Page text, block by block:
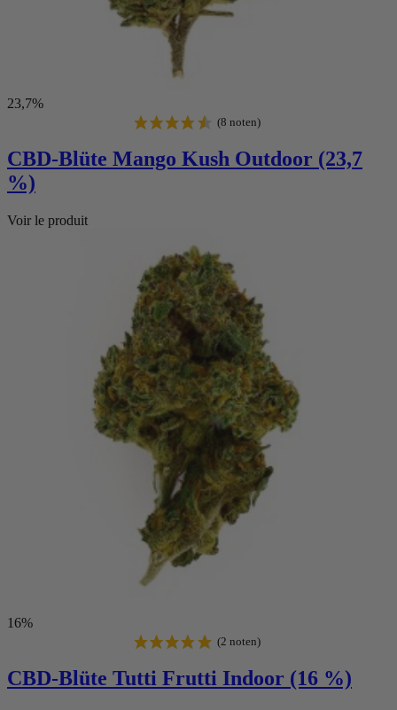
23,7%
CBD-Blüte Mango Kush Outdoor (23,7
%)
Voir le produit
16%
CBD-Blüte Tutti Frutti Indoor (16 %)